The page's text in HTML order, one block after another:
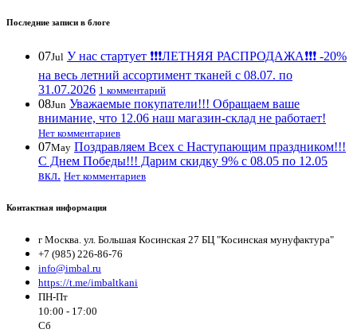
Последние записи в блоге
07Jul У нас стартует ❗️❗️❗️ЛЕТНЯЯ РАСПРОДАЖА❗️❗️❗️ -20%
на весь летний ассортимент тканей с 08.07. по
31.07.2026 1 комментарий
08Jun Уважаемые покупатели!!! Обращаем ваше
внимание, что 12.06 наш магазин-склад не работает!
Нет комментариев
07May Поздравляем Всех с Наступающим праздником!!!
С Днем Победы!!! Дарим скидку 9% с 08.05 по 12.05
вкл. Нет комментариев
Контактная информация
г Москва. ул. Большая Косинская 27 БЦ "Косинская мунуфактура"
+7 (985) 226-86-76
info@imbal.ru
https://t.me/imbaltkani
ПН-Пт
10:00 - 17:00
Сб